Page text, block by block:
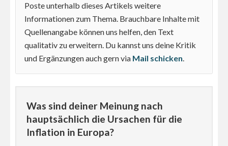
Poste unterhalb dieses Artikels weitere
Informationen zum Thema. Brauchbare Inhalte mit
Quellenangabe können uns helfen, den Text
qualitativ zu erweitern. Du kannst uns deine Kritik
und Ergänzungen auch gern via Mail schicken.
Was sind deiner Meinung nach
hauptsächlich die Ursachen für die
Inflation in Europa?